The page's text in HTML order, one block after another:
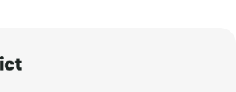
d’origine), nous vous rembourserons
hors frais d’expédition initiaux.